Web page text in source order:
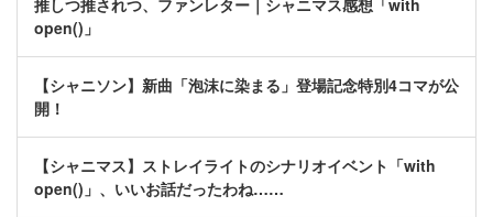
推しつ推されつ、ファンレター｜シャニマス感想「with
open()」
【シャニソン】新曲「泡沫に染まる」登場記念特別4コマが公
開！
【シャニマス】ストレイライトのシナリオイベント「with
open()」、いいお話だったわね……